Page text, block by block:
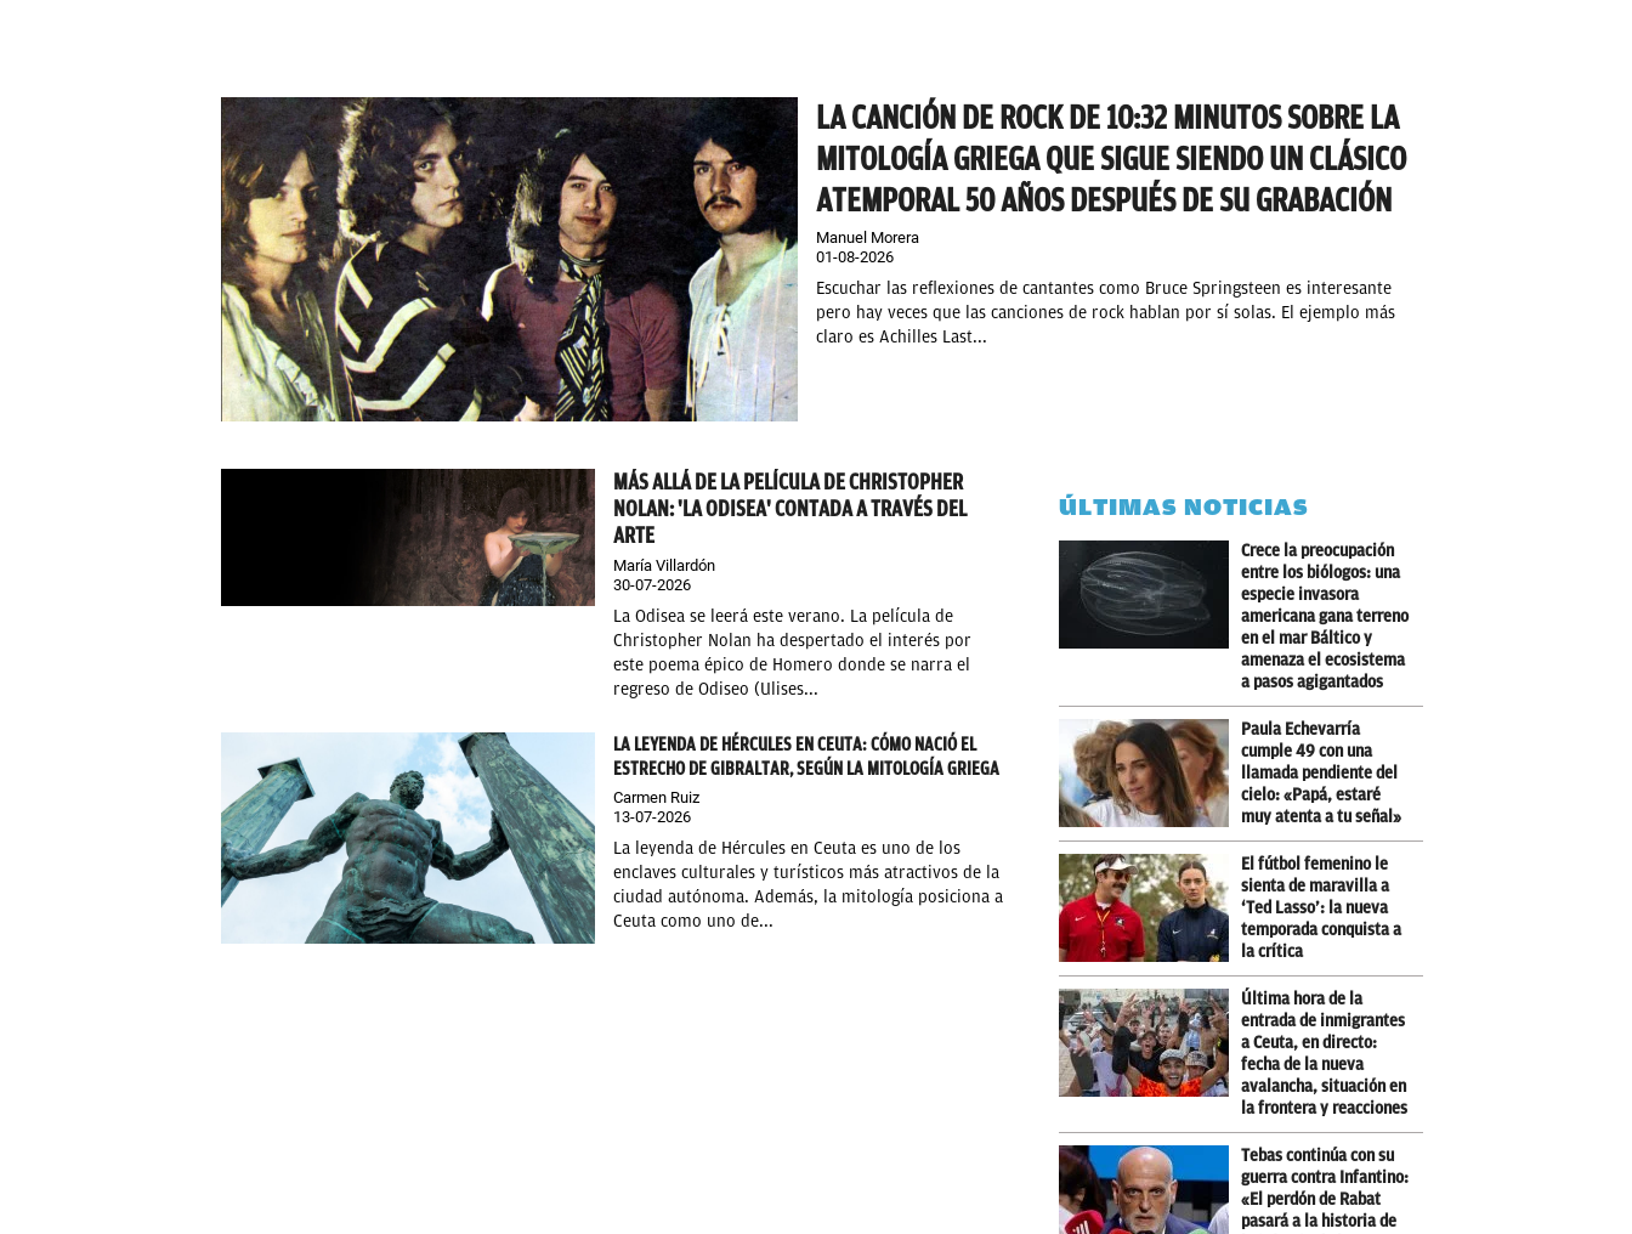
LA CANCIÓN DE ROCK DE 10:32 MINUTOS SOBRE LA
MITOLOGÍA GRIEGA QUE SIGUE SIENDO UN CLÁSICO
ATEMPORAL 50 AÑOS DESPUÉS DE SU GRABACIÓN
Manuel Morera
01-08-2026
Escuchar las reflexiones de cantantes como Bruce Springsteen es interesante
pero hay veces que las canciones de rock hablan por sí solas. El ejemplo más
claro es Achilles Last...
MÁS ALLÁ DE LA PELÍCULA DE CHRISTOPHER
NOLAN: 'LA ODISEA' CONTADA A TRAVÉS DEL
ARTE
María Villardón
30-07-2026
La Odisea se leerá este verano. La película de
Christopher Nolan ha despertado el interés por
este poema épico de Homero donde se narra el
regreso de Odiseo (Ulises...
LA LEYENDA DE HÉRCULES EN CEUTA: CÓMO NACIÓ EL
ESTRECHO DE GIBRALTAR, SEGÚN LA MITOLOGÍA GRIEGA
Carmen Ruiz
13-07-2026
La leyenda de Hércules en Ceuta es uno de los
enclaves culturales y turísticos más atractivos de la
ciudad autónoma. Además, la mitología posiciona a
Ceuta como uno de...
ÚLTIMAS NOTICIAS
Crece la preocupación
entre los biólogos: una
especie invasora
americana gana terreno
en el mar Báltico y
amenaza el ecosistema
a pasos agigantados
Paula Echevarría
cumple 49 con una
llamada pendiente del
cielo: «Papá, estaré
muy atenta a tu señal»
El fútbol femenino le
sienta de maravilla a
‘Ted Lasso’: la nueva
temporada conquista a
la crítica
Última hora de la
entrada de inmigrantes
a Ceuta, en directo:
fecha de la nueva
avalancha, situación en
la frontera y reacciones
Tebas continúa con su
guerra contra Infantino:
«El perdón de Rabat
pasará a la historia de